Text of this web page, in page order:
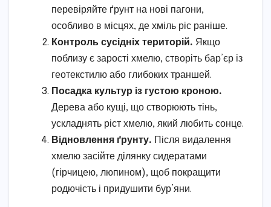
перевіряйте ґрунт на нові пагони,
особливо в місцях, де хміль ріс раніше.
Контроль сусідніх територій. Якщо
поблизу є зарості хмелю, створіть бар’єр із
геотекстилю або глибоких траншей.
Посадка культур із густою кроною.
Дерева або кущі, що створюють тінь,
ускладнять ріст хмелю, який любить сонце.
Відновлення ґрунту. Після видалення
хмелю засійте ділянку сидератами
(гірчицею, люпином), щоб покращити
родючість і придушити бур’яни.